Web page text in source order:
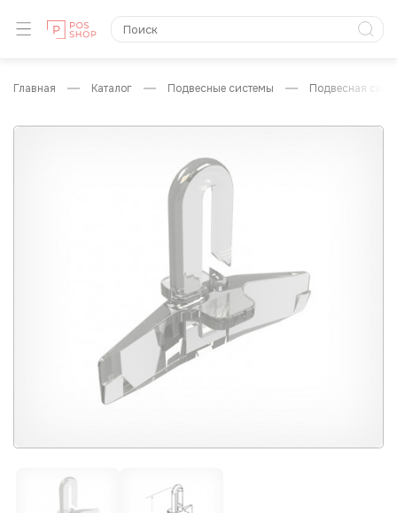
главная каталог подвесные системы подвесная